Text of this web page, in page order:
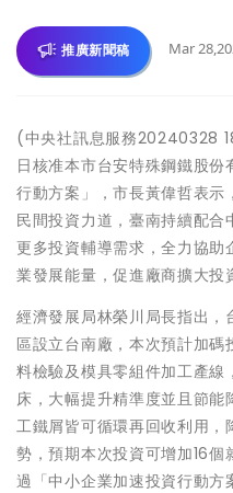
推廣新聞稿 Mar
(中央社訊息服務20240328
日核准本市台安特殊鋼鐵股
行動方案」，市長黃偉哲表
民間投資力道，臺南持續配
更多投資輔導需求，全力協
業發展能量，促進廠商擴大投
經濟發展局林榮川局長指出，
區設立台南廠，本次預計加碼
料檢驗及模具零組件加工產
床，大幅提升精準度並且節
工鐵屑皆可循環再回收利用，
勢，預期本次投資可增加16
過「中小企業加速投資行動